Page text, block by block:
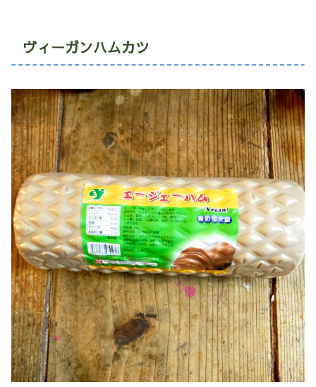
ヴィーガンハムカツ